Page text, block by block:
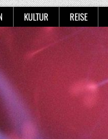
KULTUR REISE